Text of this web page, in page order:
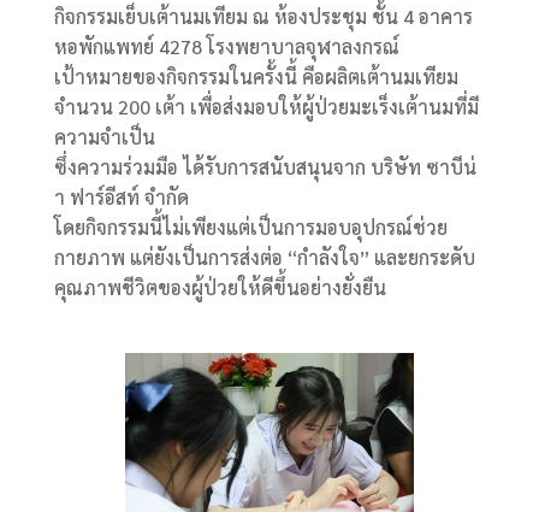
กิจกรรมเย็บเต้านมเทียม ณ ห้องประชุม ชั้น 4 อาคาร
หอพักแพทย์ 4278 โรงพยาบาลจุฬาลงกรณ์
เป้าหมายของกิจกรรมในครั้งนี้ คือผลิตเต้านมเทียม
จำนวน 200 เต้า เพื่อส่งมอบให้ผู้ป่วยมะเร็งเต้านมที่มี
ความจำเป็น
ซึ่งความร่วมมือ ได้รับการสนับสนุนจาก บริษัท ซาบีน่
า ฟาร์อีสท์ จำกัด
โดยกิจกรรมนี้ไม่เพียงแต่เป็นการมอบอุปกรณ์ช่วย
กายภาพ แต่ยังเป็นการส่งต่อ “กำลังใจ” และยกระดับ
คุณภาพชีวิตของผู้ป่วยให้ดีขึ้นอย่างยั่งยืน